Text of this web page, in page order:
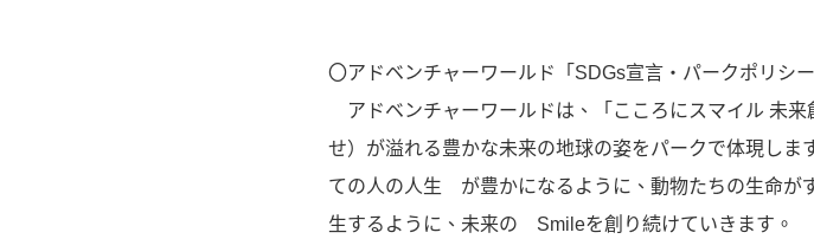
〇アドベンチャーワールド「SDGs宣言・パークポリシー
アドベンチャーワールドは、「こころにスマイル 未
せ）が溢れる豊かな未来の地球の姿をパークで体現しま
ての人の人生 が豊かになるように、動物たちの生命が
生するように、未来の Smileを創り続けていきます。